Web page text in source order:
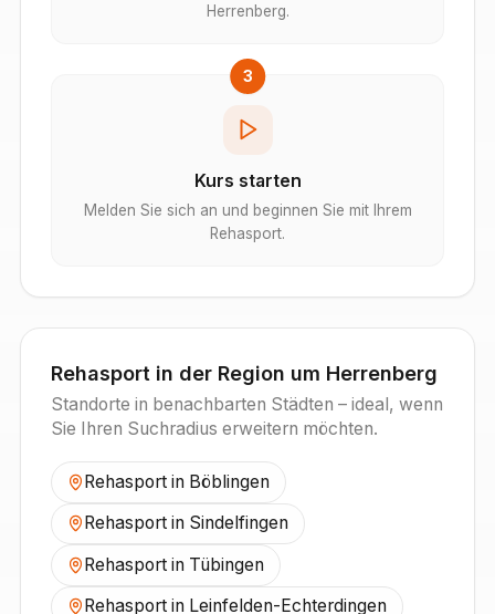
Herrenberg.
3
Kurs starten
Melden Sie sich an und beginnen Sie mit Ihrem
Rehasport.
Rehasport in der Region um Herrenberg
Standorte in benachbarten Städten – ideal, wenn
Sie Ihren Suchradius erweitern möchten.
Rehasport in Böblingen
Rehasport in Sindelfingen
Rehasport in Tübingen
Rehasport in Leinfelden-Echterdingen